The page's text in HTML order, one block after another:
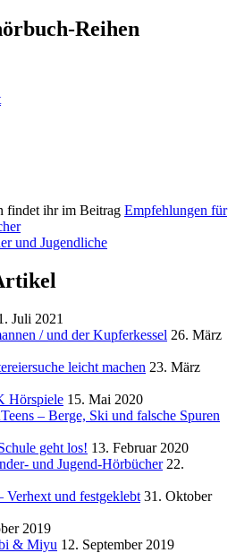
Reihen
findet ihr im Beitrag Empfehlungen für
Juli 2021
/ und der Kupferkessel 26. März
leicht machen 23. März
Hörspiele 15. Mai 2020
– Berge, Ski und falsche Spuren
geht los! 13. Februar 2020
und Jugend-Hörbücher 22.
Verhext und festgeklebt 31. Oktober
2019
& Miyu 12. September 2019